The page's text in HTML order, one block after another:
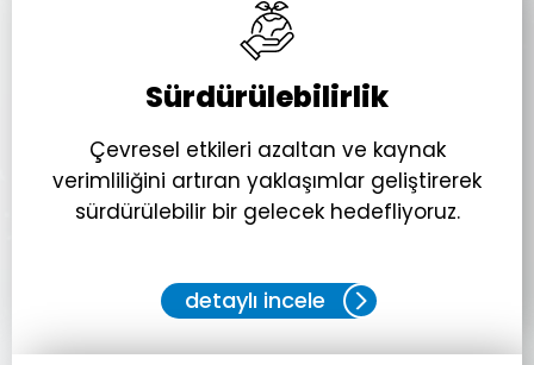
Sürdürülebilirlik
Çevresel etkileri azaltan ve kaynak
verimliliğini artıran yaklaşımlar geliştirerek
sürdürülebilir bir gelecek hedefliyoruz.
detaylı incele